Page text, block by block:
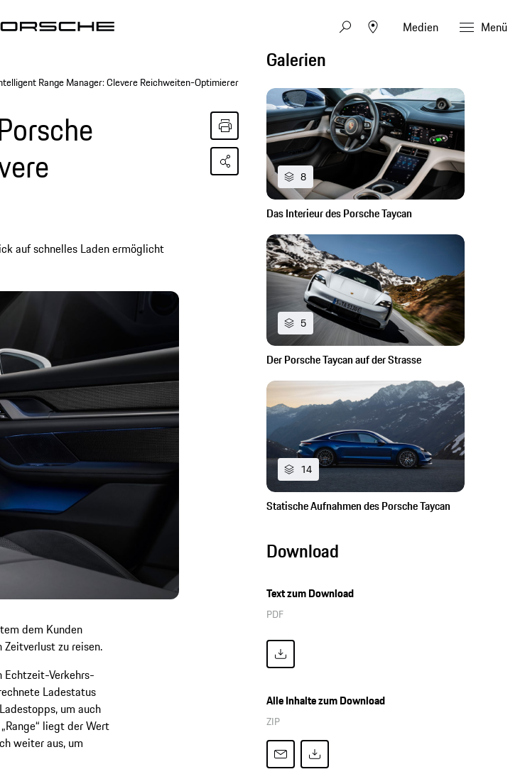
Medien Menü
Range Manager: Clevere Reichweiten-Optimierer
auf schnelles Laden ermöglicht
dem Kunden
zu reisen.
Verkehrs-
Ladestatus
um auch
liegt der Wert
weiter aus, um
Galerien
8
Das Interieur des Porsche Taycan
5
Der Porsche Taycan auf der Strasse
14
Statische Aufnahmen des Porsche Taycan
Download
Text zum Download
PDF
Alle Inhalte zum Download
ZIP